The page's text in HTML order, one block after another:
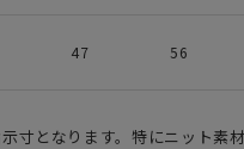
47 56
寸となります。特にニット素